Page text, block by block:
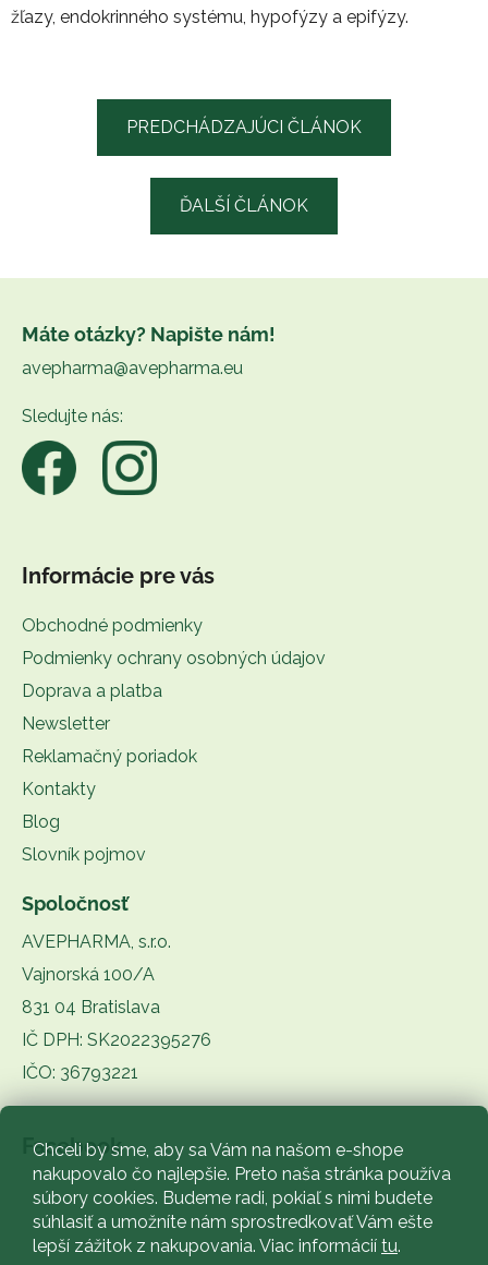
Chceli by sme, aby sa Vám na našom e-shope
nakupovalo čo najlepšie. Preto naša stránka používa
súbory cookies. Budeme radi, pokiaľ s nimi budete
súhlasiť a umožníte nám sprostredkovať Vám ešte
lepší zážitok z nakupovania. Viac informácií tu.
žľazy, endokrinného systému, hypofýzy a epifýzy.
PREDCHÁDZAJÚCI ČLÁNOK
ĎALŠÍ ČLÁNOK
Máte otázky? Napište nám!
avepharma@avepharma.eu
Sledujte nás:
Informácie pre vás
Obchodné podmienky
Podmienky ochrany osobných údajov
Doprava a platba
Newsletter
Reklamačný poriadok
Kontakty
Blog
Slovník pojmov
Spoločnosť
AVEPHARMA, s.r.o.
Vajnorská 100/A
831 04 Bratislava
IČ DPH: SK2022395276
IČO: 36793221
Facebook